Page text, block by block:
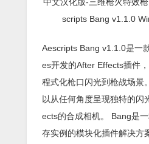
scripts Bang v1.1.0
Aescripts Bang v1.1.0是一
es开发的After Effects插件
程式化枪口闪光到枪战场景
以从任何角度呈现独特的闪
ects的合成相机。 Bang是
存实例的模块化插件解决方